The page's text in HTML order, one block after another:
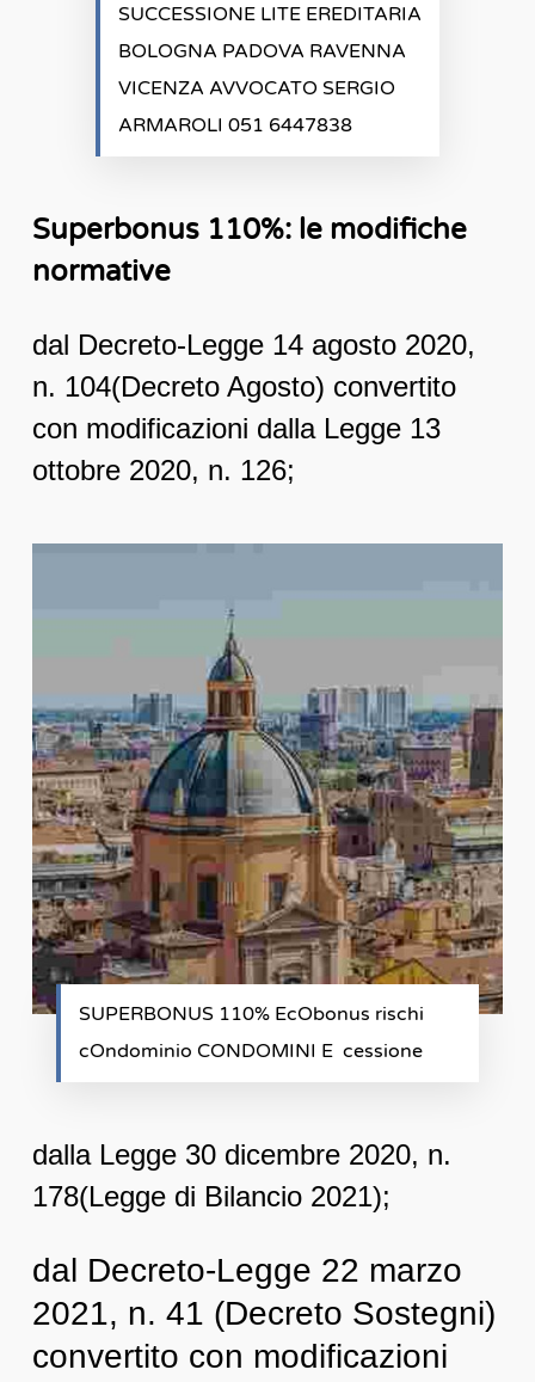
SUCCESSIONE LITE EREDITARIA
BOLOGNA PADOVA RAVENNA
VICENZA AVVOCATO SERGIO
ARMAROLI 051 6447838
Superbonus 110%: le modifiche
normative
dal Decreto-Legge 14 agosto 2020,
n. 104(Decreto Agosto) convertito
con modificazioni dalla Legge 13
ottobre 2020, n. 126;
SUPERBONUS 110% EcObonus rischi
cOndominio CONDOMINI E cessione
dalla Legge 30 dicembre 2020, n.
178(Legge di Bilancio 2021);
dal Decreto-Legge 22 marzo
2021, n. 41 (Decreto Sostegni)
convertito con modificazioni